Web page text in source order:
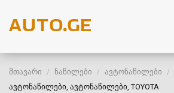
მთავარი ნაწილები ავტონაწილები
ავტონაწილები, ავტონაწილები, TOYOTA